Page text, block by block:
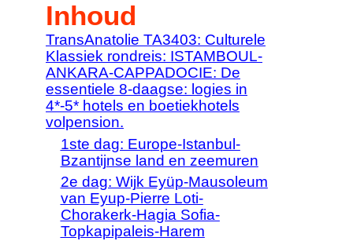
Inhoud
TransAnatolie TA3403: Culturele
Klassiek rondreis: ISTAMBOUL-
ANKARA-CAPPADOCIE: De
essentiele 8-daagse: logies in
4*-5* hotels en boetiekhotels
volpension.
1ste dag: Europe-Istanbul-
Bzantijnse land en zeemuren
2e dag: Wijk Eyüp-Mausoleum
van Eyup-Pierre Loti-
Chorakerk-Hagia Sofia-
Topkapipaleis-Harem